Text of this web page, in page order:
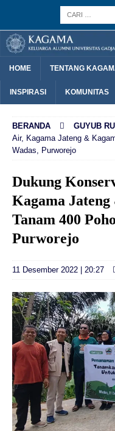
HOME TENTANG
INSPIRASI KOMUNITAS
BERANDA GUYUB
Air, Kagama Jateng &
Wadas, Purworejo
Dukung
Kagama
Tanam 400
Purworejo
11 Desember 2022 | 20:27